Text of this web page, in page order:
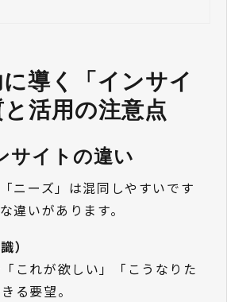
導く「インサイ
と活用の注意点
サイトの違い
ニーズ」は混同しやすいです
違いがあります。
）
これが欲しい」「こうなりた
る要望。